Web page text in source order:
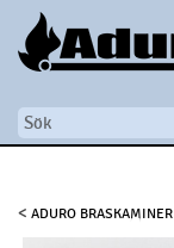
< ADURO BRASKAMINER